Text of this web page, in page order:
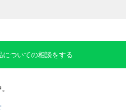
についての相談をする